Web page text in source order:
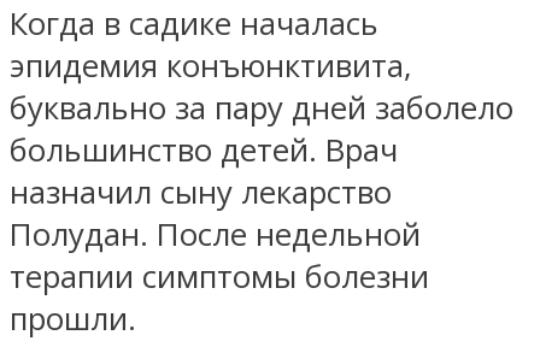
Когда в садике началась
эпидемия конъюнктивита,
буквально за пару дней заболело
большинство детей. Врач
назначил сыну лекарство
Полудан. После недельной
терапии симптомы болезни
прошли.